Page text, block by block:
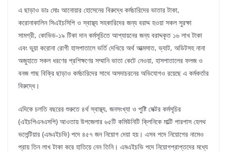
এ ছাড়াও ডাঃ মোঃ আনোয়ার হোসেনের বিরুদ্ধে কর্মচারিদের ভাতার টাকা,
করোনাকালিন সিএইচসিপি ও স্বাস্থ্য সহকারিদের জন্য বরাদ্দ হওয়া সকল সুরক্ষা
সামগ্রী, কোভিড-১৯ টিকা দান কর্মসূচিতে আপ্যায়নের জন্য বরাদ্দকৃত ১৬ লাখ টাকা
এবং ভুয়া করোনা রোগী হাসপাতালে ভর্তি দেখিয়ে অর্থ আত্মসাত, ভ্যাট, অডিটসহ নানা
অজুহাতে সকল ধরণের প্রশিক্ষণের সম্মানি ভাতা কেটে নেওয়া, হাসপাতালের ফলজ ও
বনজ গাছ বিক্রি ছাড়াও কর্মচারিদের সাথে অসদাচরনের অভিযোগও রয়েছে এ কর্মকর্তার
বিরুদ্ধে।
এদিকে চলতি বছরের শুরুতে ৪র্থ স্বাস্থ্য, জনসংখ্যা ও পুষ্টি সেক্টর কর্মসূচির
(এইচপিএনএসপি) আওতায় উপজেলার ৬৫টি কমিউনিটি ক্লিনিকে মাল্টি পারপাস হেলথ
ভলেন্টিয়ার (এমএইচভি) পদে ৪৫৭ জন নিয়োগ দেয়া হয়। এসব পদে নিয়োগের নামেও
প্রায় তিন লাখ টাকা করে হাতিয়ে নেন তিনি। এমএইচভি পদে নিয়োগপ্রাপ্তদের মধ্যে